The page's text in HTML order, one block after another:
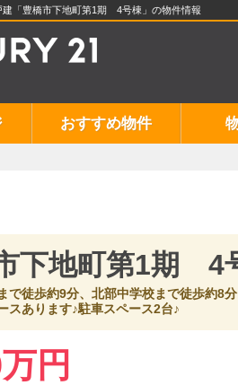
建「豊橋市下地町第1期 4号棟」の物件情報
おすすめ物件
下地町第1期 4
で徒歩約9分、北部中学校まで徒歩約8
スあります♪駐車スペース2台♪
円